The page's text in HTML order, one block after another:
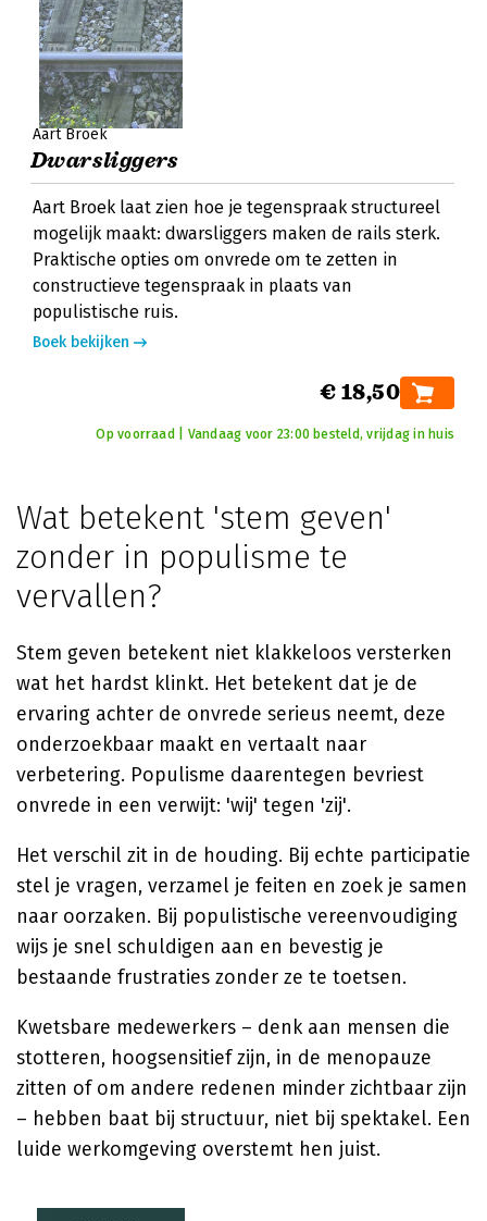
Aart Broek
Dwarsliggers
Aart Broek laat zien hoe je tegenspraak structureel
mogelijk maakt: dwarsliggers maken de rails sterk.
Praktische opties om onvrede om te zetten in
constructieve tegenspraak in plaats van
populistische ruis.
Boek bekijken
€ 18,50
Op voorraad | Vandaag voor 23:00 besteld, vrijdag in huis
Wat betekent 'stem geven'
zonder in populisme te
vervallen?
Stem geven betekent niet klakkeloos versterken
wat het hardst klinkt. Het betekent dat je de
ervaring achter de onvrede serieus neemt, deze
onderzoekbaar maakt en vertaalt naar
verbetering. Populisme daarentegen bevriest
onvrede in een verwijt: 'wij' tegen 'zij'.
Het verschil zit in de houding. Bij echte participatie
stel je vragen, verzamel je feiten en zoek je samen
naar oorzaken. Bij populistische vereenvoudiging
wijs je snel schuldigen aan en bevestig je
bestaande frustraties zonder ze te toetsen.
Kwetsbare medewerkers – denk aan mensen die
stotteren, hoogsensitief zijn, in de menopauze
zitten of om andere redenen minder zichtbaar zijn
– hebben baat bij structuur, niet bij spektakel. Een
luide werkomgeving overstemt hen juist.